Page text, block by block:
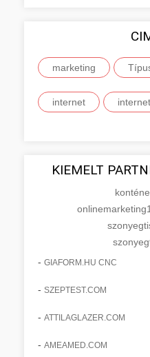
marketing
internet
KIEMELT
- GIAFORM.HU CNC
- SZEPTEST.COM
- ATTILAGLAZER.COM
- AMEAMED.COM